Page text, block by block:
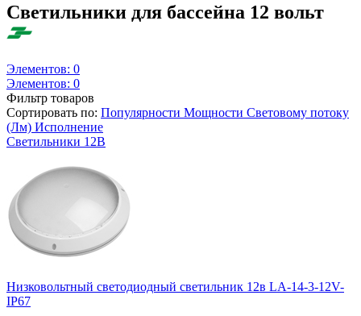
Светильники для бассейна 12 вольт
Элементов: 0
Элементов: 0
Фильтр товаров
Сортировать по: Популярности Мощности Световому потоку
(Лм) Исполнение
Светильники 12В
Низковольтный светодиодный светильник 12в LA-14-3-12V-
IP67